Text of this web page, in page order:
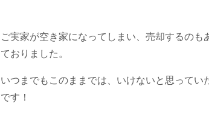
ご実家が空き家になってしまい、売却するの
ておりました。
いつまでもこのままでは、いけないと思って
です！